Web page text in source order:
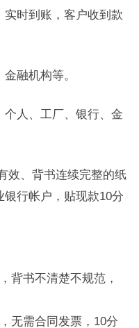
时到账，客户收到款
融机构等。
个人、工厂、银行、金
效、背书连续完整的纸
行帐户，贴现款10分
背书不清楚不规范，
无需合同发票，10分